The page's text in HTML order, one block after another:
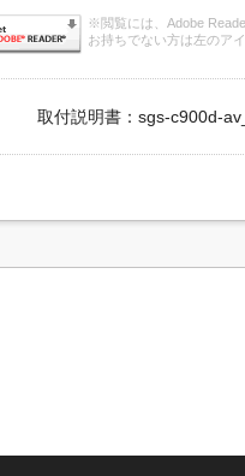
※閲覧には、Adobe
お持ちでない方は左のア
取付説明書：sgs-c900d-